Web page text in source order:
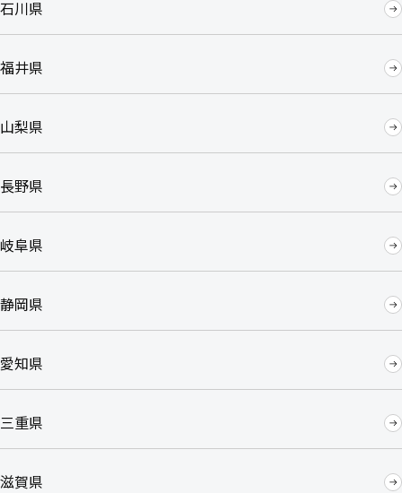
石川県
福井県
山梨県
長野県
岐阜県
静岡県
愛知県
三重県
滋賀県